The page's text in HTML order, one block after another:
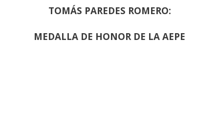
TOMÁS PAREDES ROMERO:
MEDALLA DE HONOR DE LA AEPE